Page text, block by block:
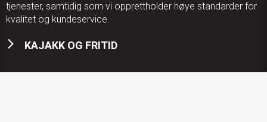
tjenester, samtidig som vi opprettholder høye standarder for
kvalitet og kundeservice.
KAJAKK OG FRITID